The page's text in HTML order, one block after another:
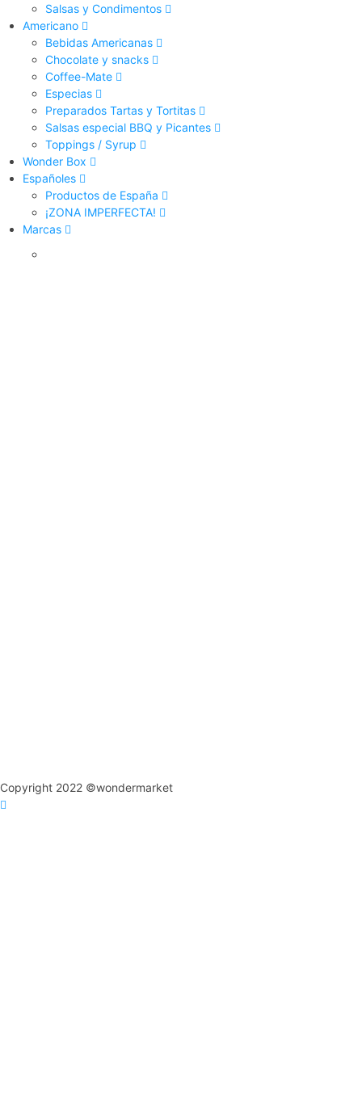
Salsas y Condimentos
Americano
Bebidas Americanas
Chocolate y snacks
Coffee-Mate
Especias
Preparados Tartas y Tortitas
Salsas especial BBQ y Picantes
Toppings / Syrup
Wonder Box
Españoles
Productos de España
¡ZONA IMPERFECTA!
Marcas
Copyright 2022 ©wondermarket